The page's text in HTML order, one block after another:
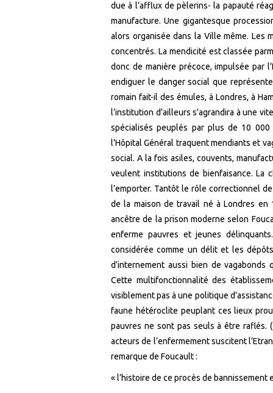
due à l’afflux de pèlerins- la papauté
manufacture. Une gigantesque
alors organisée dans la Ville même. Les
concentrés. La mendicité est classée
donc de manière précoce, impulsée par
endiguer le danger social que
romain fait-il des émules, à Londres, à
l’institution d’ailleurs s’agrandira à une
spécialisés peuplés par plus de 10
l’Hôpital Général traquent mendiants et
social. A la fois asiles, couvents,
veulent institutions de bienfaisance. La
l’emporter. Tantôt le rôle correctionnel
de la maison de travail né à Londres en
ancêtre de la prison moderne selon
enferme pauvres et jeunes
considérée comme un délit et les
d’internement aussi bien de
Cette multifonctionnalité des
visiblement pas à une politique
faune hétéroclite peuplant ces lieux
pauvres ne sont pas seuls à être raflés.
acteurs de l’enfermement suscitent
remarque de Foucault :
« l’histoire de ce procès de bannissement